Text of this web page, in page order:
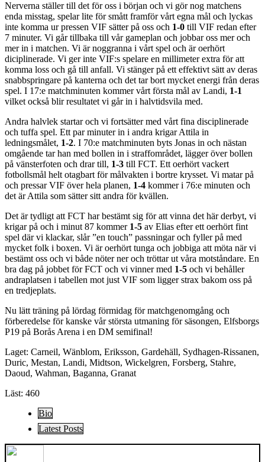
Nerverna ställer till det för oss i början och vi gör nog matchens
enda misstag, spelar lite för smått framför vårt egna mål och lyckas
inte komma ur pressen VIF sätter på oss och 1-0 till VIF redan efter
7 minuter. Vi går tillbaka till vår gameplan och jobbar oss mer och
mer in i matchen. Vi är noggranna i vårt spel och är oerhört
diciplinerade. Vi ger inte VIF:s spelare en millimeter extra för att
komma loss och gå till anfall. Vi stänger på ett effektivt sätt av deras
snabbspringare på kanterna och det tar bort mycket energi från deras
spel. I 17:e matchminuten kommer vårt första mål av Landi, 1-1
vilket också blir resultatet vi går in i halvtidsvila med.
Andra halvlek startar och vi fortsätter med vårt fina disciplinerade
och tuffa spel. Ett par minuter in i andra krigar Attila in
ledningsmålet, 1-2. I 70:e matchminuten byts Jonas in och nästan
omgående tar han med bollen in i straffområdet, lägger över bollen
på vänsterfoten och drar till, 1-3 till FCT. Ett oerhört vackert
fotbollsmål helt otagbart för målvakten i bortre krysset. Vi matar på
och pressar VIF över hela planen, 1-4 kommer i 76:e minuten och
det är Attila som sätter sitt andra för kvällen.
Det är tydligt att FCT har bestämt sig för att vinna det här derbyt, vi
krigar på och i minut 87 kommer 1-5 av Elias efter ett oerhört fint
spel där vi klackar, slår ”en touch” passningar och fyller på med
mycket folk i boxen. Vi är oerhört tunga och jobbiga att möta när vi
bestämt oss och vi både nöter ner och tröttar ut våra motståndare. En
bra dag på jobbet för FCT och vi vinner med 1-5 och vi behåller
andraplatsen i tabellen mot just VIF som ligger strax bakom oss på
en tredjeplats.
Nu lätt träning på lördag förmidag för matchgenomgång och
förberedelse för kanske vår största utmaning för säsongen, Elfsborgs
P19 på Borås Arena i en DM semifinal!
Laget: Carneil, Wänblom, Eriksson, Gardehäll, Sydhagen-Rissanen,
Duric, Mestan, Landi, Midtson, Wickelgren, Forsberg, Stahre,
Daoud, Wahman, Baganna, Granat
Läst: 460
following
tabs
change
Bio
Latest Posts